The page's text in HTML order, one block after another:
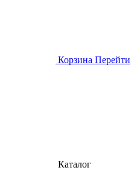
Корзина Перейти
Каталог